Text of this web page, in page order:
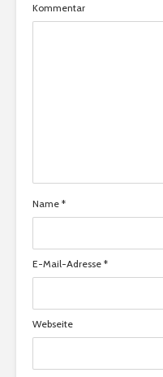
Kommentar
Name *
E-Mail-Adresse *
Webseite